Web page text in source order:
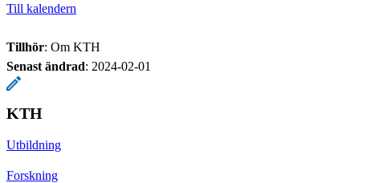
Till kalendern
Tillhör: Om KTH
Senast ändrad: 2024-02-01
KTH
Utbildning
Forskning